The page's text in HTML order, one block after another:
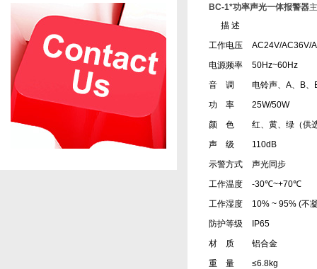
BC-1*功率声光一体报警器
描 述
工作电压
AC24V/AC36V/
电源频率
50Hz~60Hz
音 调
电铃声、A、B
功 率
25W/50W
颜 色
红、黄、绿（供
声 级
110dB
示警方式
声光同步
工作温度
-30℃~+70℃
工作湿度
10% ~ 95% (不
防护等级
IP65
材 质
铝合金
重 量
≤6.8kg